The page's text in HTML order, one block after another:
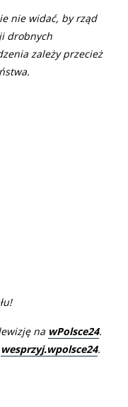
nie widać, by rząd
drobnych
zależy przecież
na wPolsce24.
wesprzyj.wpolsce24.